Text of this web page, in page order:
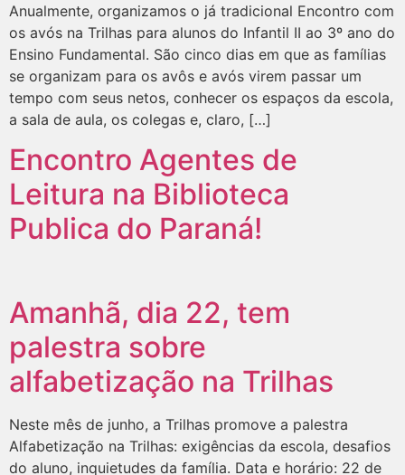
Anualmente, organizamos o já tradicional Encontro com
os avós na Trilhas para alunos do Infantil II ao 3º ano do
Ensino Fundamental. São cinco dias em que as famílias
se organizam para os avôs e avós virem passar um
tempo com seus netos, conhecer os espaços da escola,
a sala de aula, os colegas e, claro, […]
Encontro Agentes de
Leitura na Biblioteca
Publica do Paraná!
Amanhã, dia 22, tem
palestra sobre
alfabetização na Trilhas
Neste mês de junho, a Trilhas promove a palestra
Alfabetização na Trilhas: exigências da escola, desafios
do aluno, inquietudes da família. Data e horário: 22 de